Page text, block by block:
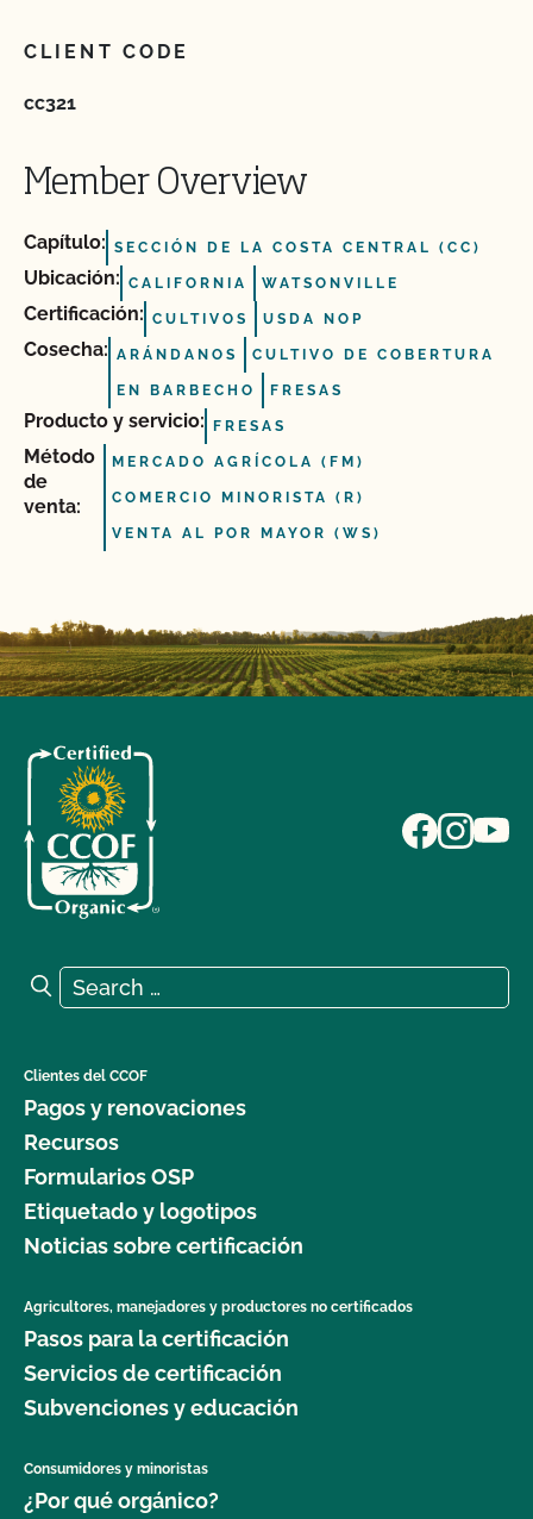
CLIENT CODE
cc321
Member Overview
Capítulo: SECCIÓN DE LA COSTA CENTRAL (CC)
Ubicación: CALIFORNIA WATSONVILLE
Certificación: CULTIVOS USDA NOP
Cosecha: ARÁNDANOS CULTIVO DE COBERTURA
EN BARBECHO FRESAS
Producto y servicio: FRESAS
Método
de
venta:
MERCADO AGRÍCOLA (FM)
COMERCIO MINORISTA (R)
VENTA AL POR MAYOR (WS)
Search for:
Search
Clientes del CCOF
Pagos y renovaciones
Recursos
Formularios OSP
Etiquetado y logotipos
Noticias sobre certificación
Agricultores, manejadores y productores no certificados
Pasos para la certificación
Servicios de certificación
Subvenciones y educación
Consumidores y minoristas
¿Por qué orgánico?